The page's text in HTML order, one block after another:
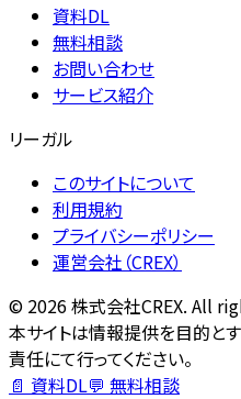
資料DL
無料相談
お問い合わせ
サービス紹介
リーガル
このサイトについて
利用規約
プライバシーポリシー
運営会社（CREX）
© 2026株式会社CREX. All
本サイトは情報提供を目的と
責任にて行ってください。
📄 資料DL💬 無料相談